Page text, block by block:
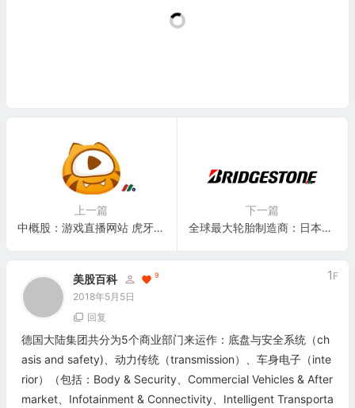
上一篇
中概股：游戏直播网站 虎牙直播 HUYA Inc.(HUYA)
下一篇
全球最大轮胎制造商：日本普利司通 Bridgestone Corporation(BRDCY)
美股百科 9
2018年5月5日
1 F
回复
德国大陆集团共分为5个商业部门来运作：底盘与安全系统（ch
asis and safety)、动力传统（transmission）、车身电子（inte
rior）（包括：Body & Security、Commercial Vehicles & After
market、Infotainment & Connectivity、Intelligent Transporta